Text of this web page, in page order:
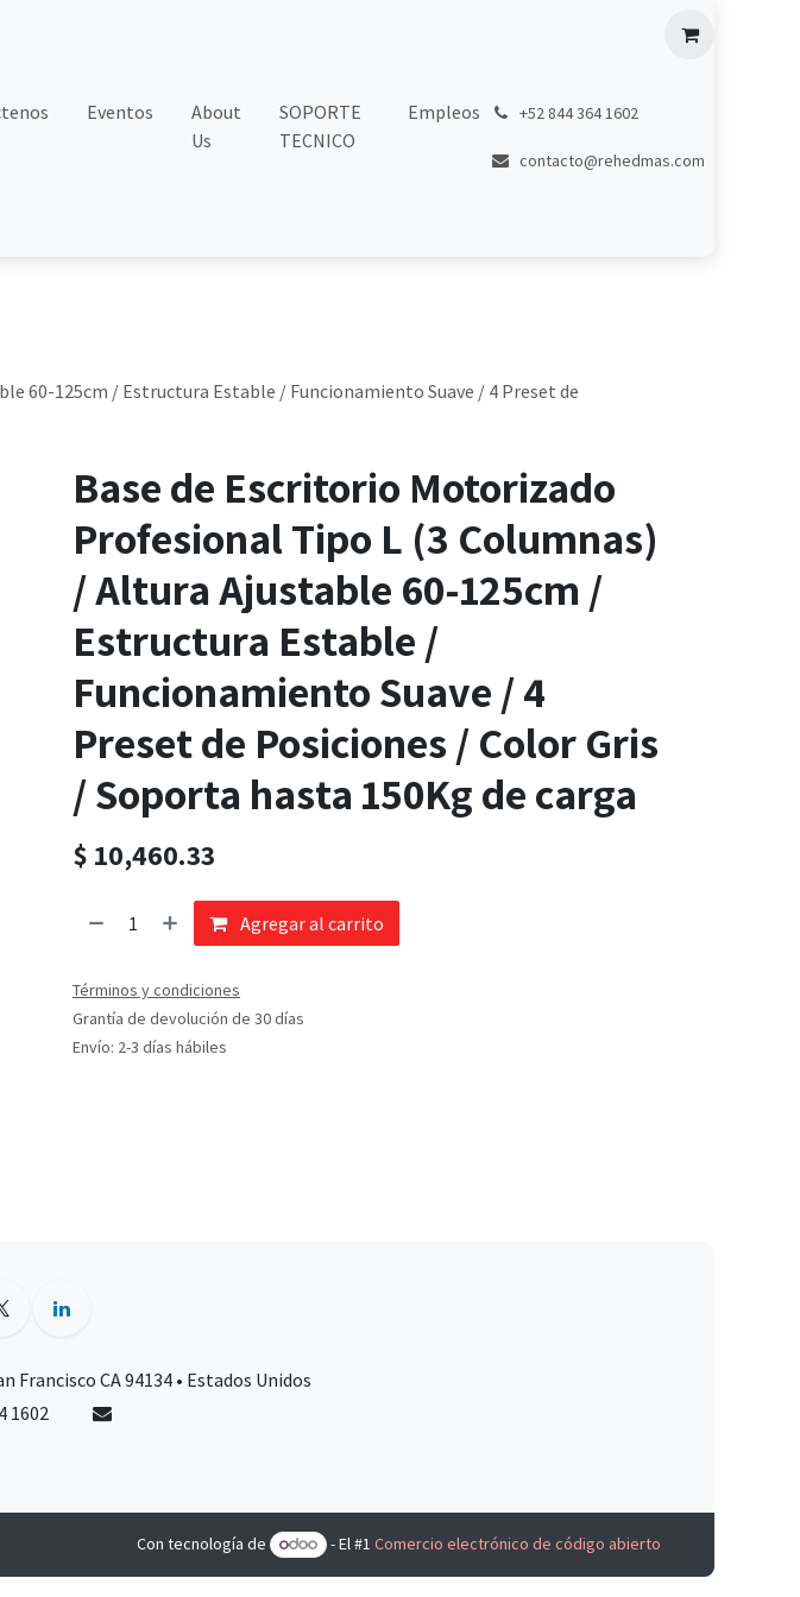
Eventos
About
Us
SOPORTE
TECNICO
Empleos +52 844 364 1602
contacto@rehedmas.com
60-125cm / Estructura Estable / Funcionamiento Suave / 4 Preset de
Base de Escritorio Motorizado
Profesional Tipo L (3 Columnas)
/ Altura Ajustable 60-125cm /
Estructura Estable /
Funcionamiento Suave / 4
Preset de Posiciones / Color Gris
/ Soporta hasta 150Kg de carga
$ 10,460.33
Agregar al carrito
Términos y condiciones
Grantía de devolución de 30 días
Envío: 2-3 días hábiles
Francisco CA 94134 • Estados Unidos
1602
Con tecnología de - El #1 Comercio electrónico de código abierto